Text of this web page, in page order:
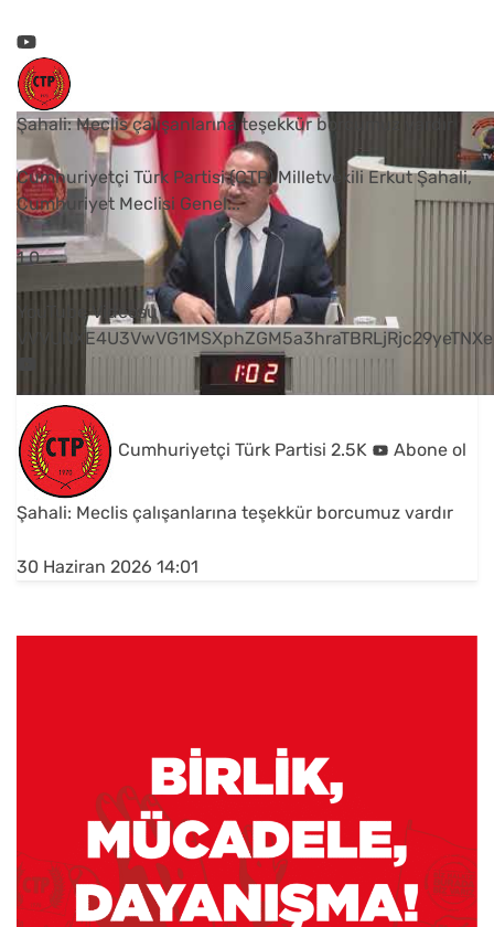
Şahali: Meclis çalışanlarına teşekkür borcumuz vardır
Cumhuriyetçi Türk Partisi (CTP) Milletvekili Erkut Şahali,
Cumhuriyet Meclisi Genel...
1 0
YouTube Videosu
Cumhuriyetçi Türk Partisi 2.5K Abone ol
Şahali: Meclis çalışanlarına teşekkür borcumuz vardır
30 Haziran 2026 14:01